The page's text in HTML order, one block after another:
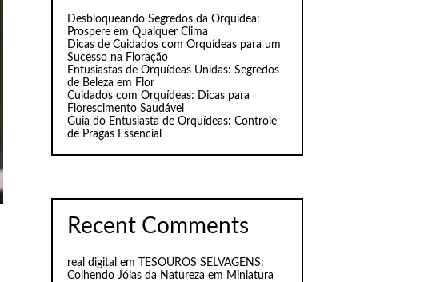
Desbloqueando Segredos da Orquídea:
Prospere em Qualquer Clima
Dicas de Cuidados com Orquídeas para um
Sucesso na Floração
Entusiastas de Orquídeas Unidas: Segredos
de Beleza em Flor
Cuidados com Orquídeas: Dicas para
Florescimento Saudável
Guia do Entusiasta de Orquídeas: Controle
de Pragas Essencial
Recent Comments
real digital em
TESOUROS SELVAGENS:
Colhendo Jóias da Natureza em Miniatura